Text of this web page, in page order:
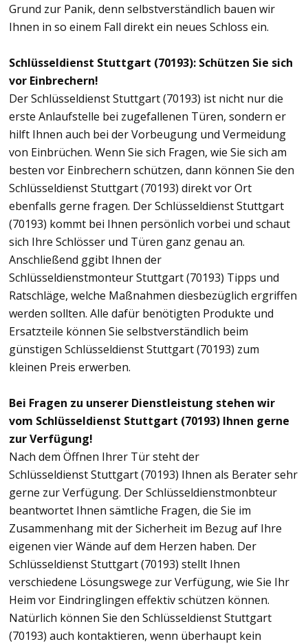
Grund zur Panik, denn selbstverständlich bauen wir
Ihnen in so einem Fall direkt ein neues Schloss ein.
Schlüsseldienst Stuttgart (70193): Schützen Sie sich
vor Einbrechern!
Der Schlüsseldienst Stuttgart (70193) ist nicht nur die
erste Anlaufstelle bei zugefallenen Türen, sondern er
hilft Ihnen auch bei der Vorbeugung und Vermeidung
von Einbrüchen. Wenn Sie sich Fragen, wie Sie sich am
besten vor Einbrechern schützen, dann können Sie den
Schlüsseldienst Stuttgart (70193) direkt vor Ort
ebenfalls gerne fragen. Der Schlüsseldienst Stuttgart
(70193) kommt bei Ihnen persönlich vorbei und schaut
sich Ihre Schlösser und Türen ganz genau an.
Anschließend ggibt Ihnen der
Schlüsseldienstmonteur Stuttgart (70193) Tipps und
Ratschläge, welche Maßnahmen diesbezüglich ergriffen
werden sollten. Alle dafür benötigten Produkte und
Ersatzteile können Sie selbstverständlich beim
günstigen Schlüsseldienst Stuttgart (70193) zum
kleinen Preis erwerben.
Bei Fragen zu unserer Dienstleistung stehen wir
vom Schlüsseldienst Stuttgart (70193) Ihnen gerne
zur Verfügung!
Nach dem Öffnen Ihrer Tür steht der
Schlüsseldienst Stuttgart (70193) Ihnen als Berater sehr
gerne zur Verfügung. Der Schlüsseldienstmonbteur
beantwortet Ihnen sämtliche Fragen, die Sie im
Zusammenhang mit der Sicherheit im Bezug auf Ihre
eigenen vier Wände auf dem Herzen haben. Der
Schlüsseldienst Stuttgart (70193) stellt Ihnen
verschiedene Lösungswege zur Verfügung, wie Sie Ihr
Heim vor Eindringlingen effektiv schützen können.
Natürlich können Sie den Schlüsseldienst Stuttgart
(70193) auch kontaktieren, wenn überhaupt kein